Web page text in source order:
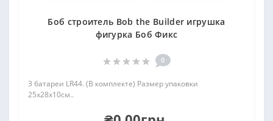
Боб строитель Bob the Builder игрушка
фигурка Боб Фикс
0
3 батареи LR44. (В комплекте) Размер упаковки
25х28х10см..